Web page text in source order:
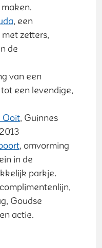
, een
zetters,
de
van een
een levendige,
Ooit, Guinnes
, omvorming
in de
parkje.
Goudse
actie.